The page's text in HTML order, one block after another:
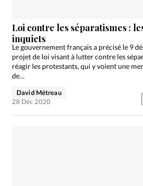
Devise:
RUBRIQUES
Tous les articles
Actualité
Actualité internationale
Dossier
Eglises
Loi contre les séparatismes :
inquiets
Le gouvernement français a précisé le 9
projet de loi visant à lutter contre les
réagir les protestants, qui y voient une
de…
David Métreau
28 Déc 2020